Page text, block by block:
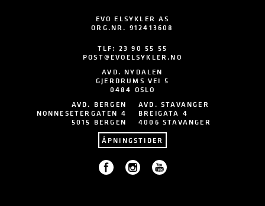
EVO ELSYKLER AS
ORG.NR. 912413608
TLF: 23 90 55 55
POST@EVOELSYKLER.NO
AVD. NYDALEN
GJERDRUMS VEI 5
0484 OSLO
AVD. BERGEN
NONNESETERGATEN 4
5015 BERGEN
AVD. STAVANGER
BREIGATA 4
4006 STAVANGER
ÅPNINGSTIDER